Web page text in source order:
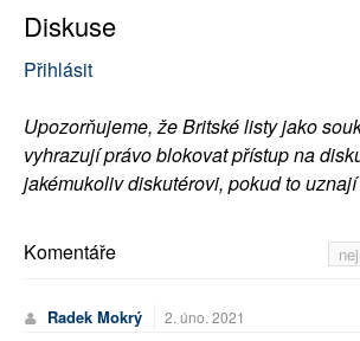
Diskuse
Přihlásit
Upozorňujeme, že Britské listy jako
vyhrazují právo blokovat přístup na
jakémukoliv diskutérovi, pokud to
Komentáře
Radek Mokrý 2. úno. 2021